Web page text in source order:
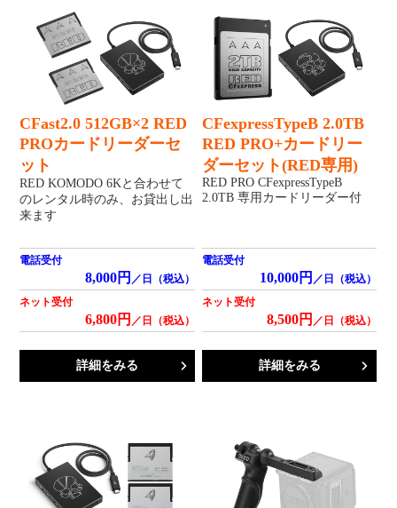
CFast2.0 512GB×2 RED
PROカードリーダーセ
ット
RED KOMODO 6Kと合わせて
のレンタル時のみ、お貸出し出
来ます
電話受付
8,000円 ／日（税込）
ネット受付
6,800円 ／日（税込）
詳細をみる
CFexpressTypeB 2.0TB
RED PRO+カードリー
ダーセット(RED専用)
RED PRO CFexpressTypeB
2.0TB 専用カードリーダー付
電話受付
10,000円 ／日（税込）
ネット受付
8,500円 ／日（税込）
詳細をみる